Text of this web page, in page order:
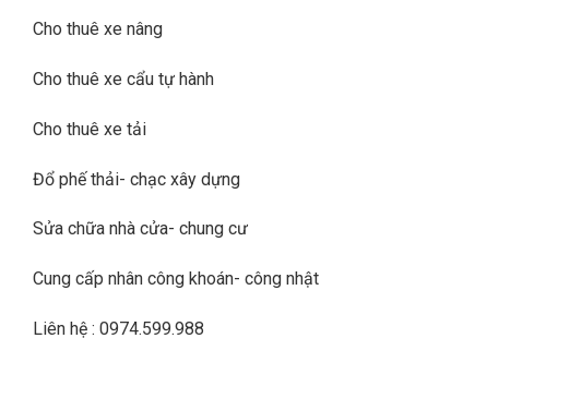
Cho thuê xe nâng
Cho thuê xe cẩu tự hành
Cho thuê xe tải
Đổ phế thải- chạc xây dựng
Sửa chữa nhà cửa- chung cư
Cung cấp nhân công khoán- công nhật
Liên hệ : 0974.599.988